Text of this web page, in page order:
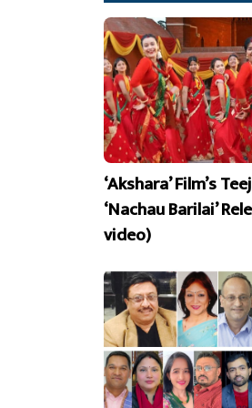
‘Akshara’ Film’s
‘Nachau Barilai’
video)